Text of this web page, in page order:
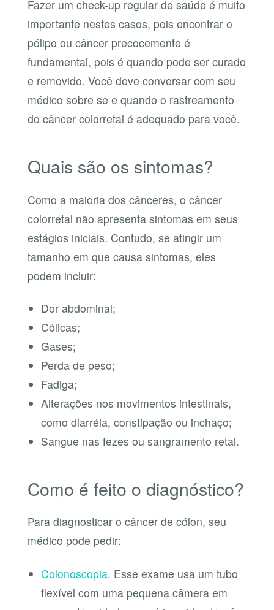
Fazer um check-up regular de saúde é muito
importante nestes casos, pois encontrar o
pólipo ou câncer precocemente é
fundamental, pois é quando pode ser curado
e removido. Você deve conversar com seu
médico sobre se e quando o rastreamento
do câncer colorretal é adequado para você.
Quais são os sintomas?
Como a maioria dos cânceres, o câncer
colorretal não apresenta sintomas em seus
estágios iniciais. Contudo, se atingir um
tamanho em que causa sintomas, eles
podem incluir:
Dor abdominal;
Cólicas;
Gases;
Perda de peso;
Fadiga;
Alterações nos movimentos intestinais,
como diarréia, constipação ou inchaço;
Sangue nas fezes ou sangramento retal.
Como é feito o diagnóstico?
Para diagnosticar o câncer de cólon, seu
médico pode pedir:
Colonoscopia. Esse exame usa um tubo
flexível com uma pequena câmera em